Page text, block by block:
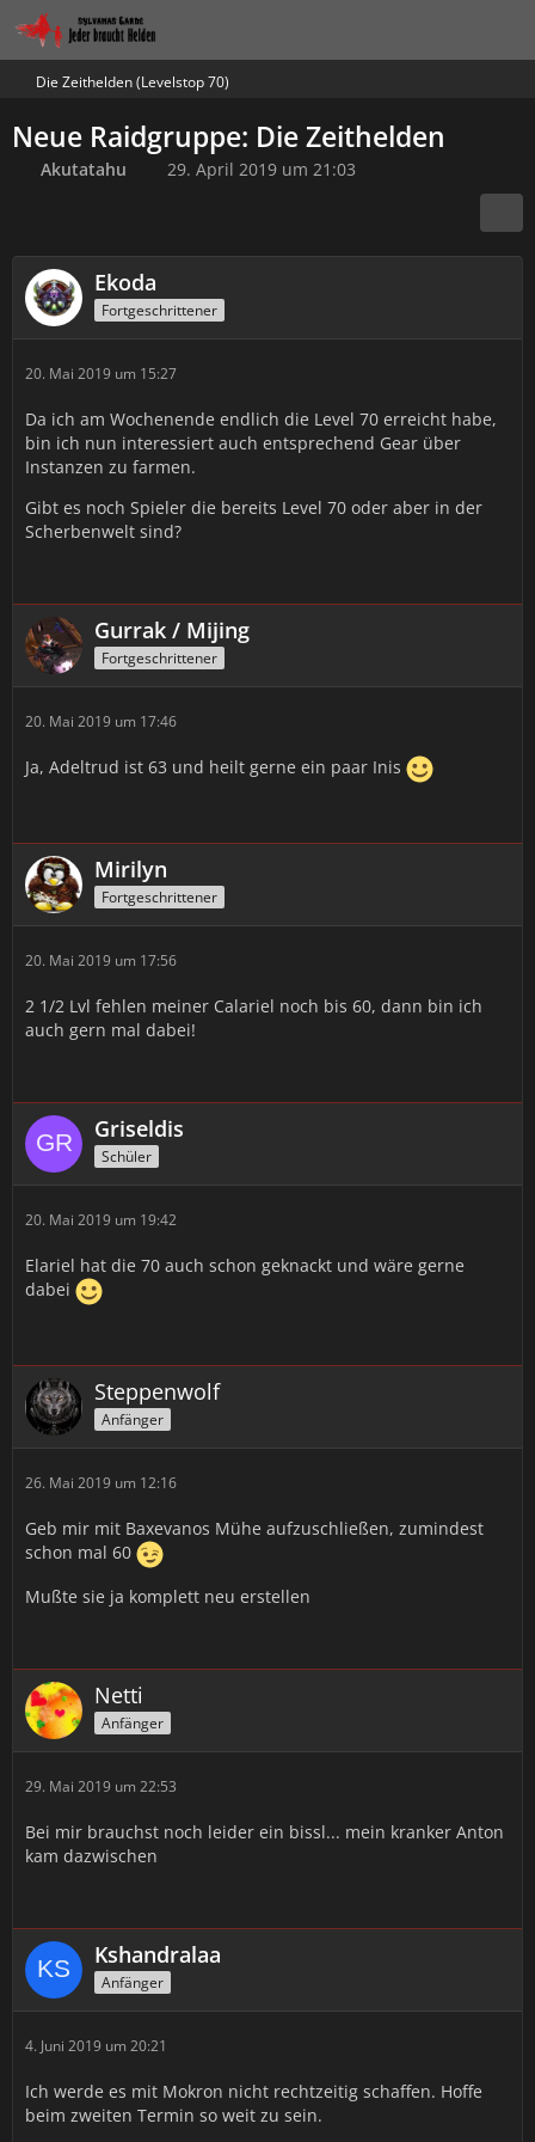
Die Zeithelden (Levelstop 70)
Neue Raidgruppe: Die Zeithelden
Akutatahu 29. April 2019 um 21:03
Ekoda
Fortgeschrittener
20. Mai 2019 um 15:27
Da ich am Wochenende endlich die Level 70 erreicht habe,
bin ich nun interessiert auch entsprechend Gear über
Instanzen zu farmen.
Gibt es noch Spieler die bereits Level 70 oder aber in der
Scherbenwelt sind?
Gurrak / Mijing
Fortgeschrittener
20. Mai 2019 um 17:46
Ja, Adeltrud ist 63 und heilt gerne ein paar Inis
Mirilyn
Fortgeschrittener
20. Mai 2019 um 17:56
2 1/2 Lvl fehlen meiner Calariel noch bis 60, dann bin ich
auch gern mal dabei!
Griseldis
Schüler
20. Mai 2019 um 19:42
Elariel hat die 70 auch schon geknackt und wäre gerne
dabei
Steppenwolf
Anfänger
26. Mai 2019 um 12:16
Geb mir mit Baxevanos Mühe aufzuschließen, zumindest
schon mal 60
Mußte sie ja komplett neu erstellen
Netti
Anfänger
29. Mai 2019 um 22:53
Bei mir brauchst noch leider ein bissl... mein kranker Anton
kam dazwischen
Kshandralaa
Anfänger
4. Juni 2019 um 20:21
Ich werde es mit Mokron nicht rechtzeitig schaffen. Hoffe
beim zweiten Termin so weit zu sein.